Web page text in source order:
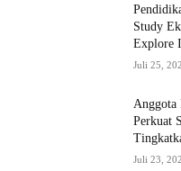
Study
Explore
Juli 25,
Anggota
Perkuat
Juli 23,